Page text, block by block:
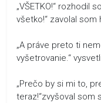
„VŠETKO!“ rozhodil
všetko!“ zavolal som
„A práve preto ti
vyšetrovanie.“
„Prečo by si mi to,
teraz!“zvyšoval som